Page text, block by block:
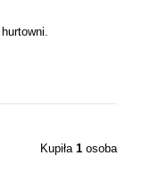
Kupiła 1osoba